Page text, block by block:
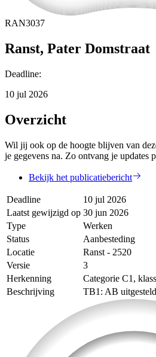
RAN3037
Ranst, Pater Domstraat
Deadline:
10 jul 2026
Overzicht
Wil jij ook op de hoogte blijven van
je gegevens na. Zo ontvang je updates
Bekijk het publicatiebericht
Deadline
10 jul 2026
Laatst gewijzigd op 30 jun 2026
Type
Werken
Status
Aanbesteding
Locatie
Ranst - 2520
Versie
3
Herkenning
Categorie C1,
Beschrijving
TB1: AB